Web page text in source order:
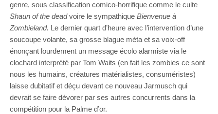
genre, sous classification comico-horrifique comme le culte
Shaun of the deadvoire le sympathique Bienvenue à
Zombieland. Le dernier quart d’heure avec l’intervention d’une
soucoupe volante, sa grosse blague méta et sa voix-off
énonçant lourdement un message écolo alarmiste via le
clochard interprété par Tom Waits (en fait les zombies ce sont
nous les humains, créatures matérialistes, consuméristes)
laisse dubitatif et déçu devant ce nouveau Jarmusch qui
devrait se faire dévorer par ses autres concurrents dans la
compétition pour la Palme d’or.